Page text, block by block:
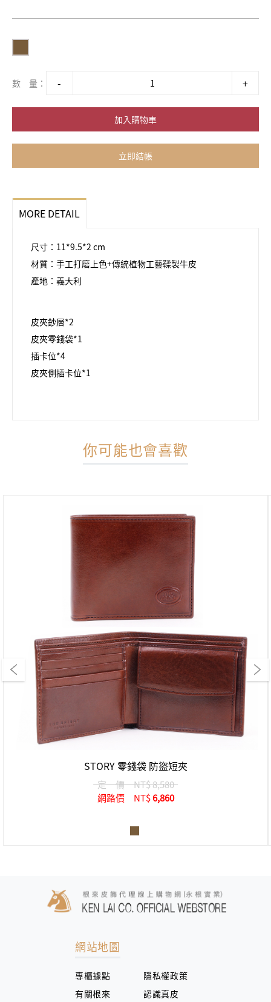
數 量：
加入購物車
立即結帳
MORE DETAIL
尺寸：11*9.5*2 cm
材質：手工打磨上色+傳統植物工藝鞣製牛皮
產地：義大利
皮夾鈔層*2
皮夾零錢袋*1
插卡位*4
皮夾側插卡位*1
你可能也會喜歡
STORY 零錢袋 防盜短夾
定 價NT$ 8,580
網路價
NT$6,860
網站地圖
專櫃據點
隱私權政策
有關根來
認識真皮